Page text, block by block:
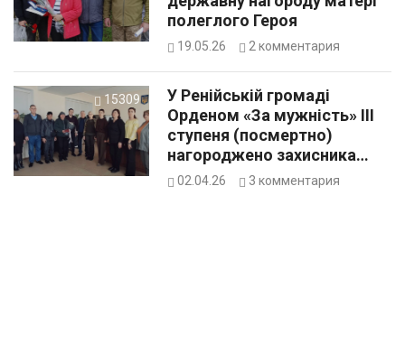
полеглого Героя
19.05.26 2 комментария
15309
У Ренійській громаді
Орденом «За мужність» ІІІ
ступеня (посмертно)
нагороджено захисника
Володимира Жандарова
02.04.26 3 комментария